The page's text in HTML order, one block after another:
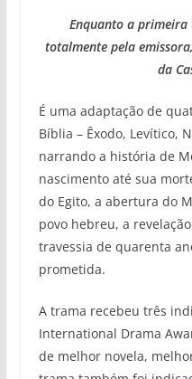
Enquanto a
totalmente pela
da
É uma adaptação de
Bíblia – Êxodo, Levítico,
narrando a história de
nascimento até sua
do Egito, a abertura do
povo hebreu, a
travessia de quarenta
prometida.
A trama recebeu três
International Drama
de melhor novela,